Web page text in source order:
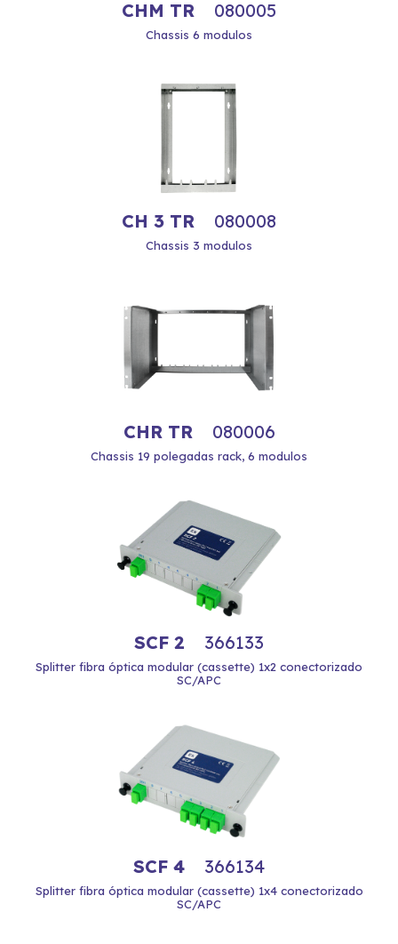
CHM TR 080005
Chassis 6 modulos
CH 3 TR 080008
Chassis 3 modulos
CHR TR 080006
Chassis 19 polegadas rack, 6 modulos
SCF 2 366133
Splitter fibra óptica modular (cassette) 1x2 conectorizado
SC/APC
SCF 4 366134
Splitter fibra óptica modular (cassette) 1x4 conectorizado
SC/APC